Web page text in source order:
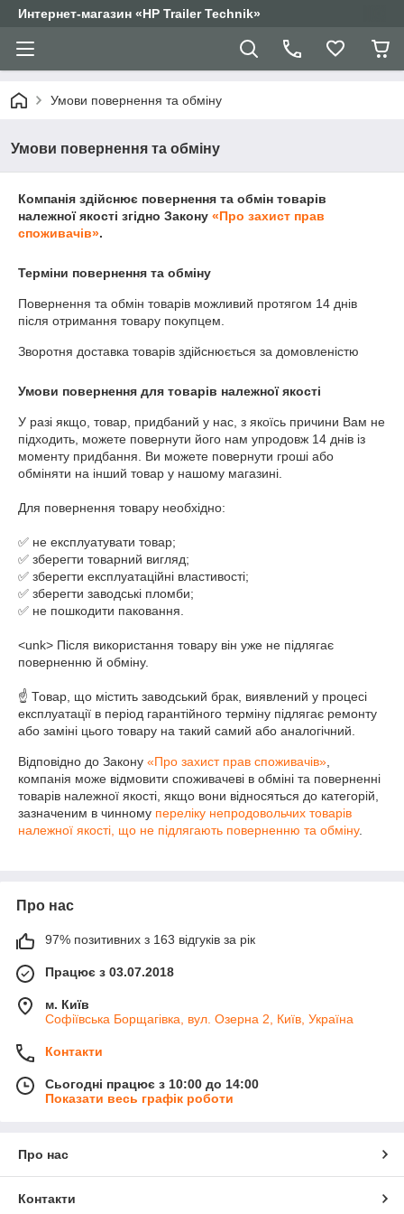
Интернет-магазин «HP Trailer Technik»
Умови повернення та обміну
Умови повернення та обміну
Компанія здійснює повернення та обмін товарів
належної якості згідно Закону «Про захист прав
споживачів».
Терміни повернення та обміну
Повернення та обмін товарів можливий протягом 14 днів
після отримання товару покупцем.
Зворотня доставка товарів здійснюється за домовленістю
Умови повернення для товарів належної якості
У разі якщо, товар, придбаний у нас, з якоїсь причини Вам не
підходить, можете повернути його нам упродовж 14 днів із
моменту придбання. Ви можете повернути гроші або
обміняти на інший товар у нашому магазині.
Для повернення товару необхідно:
✅ не експлуатувати товар;
✅ зберегти товарний вигляд;
✅ зберегти експлуатаційні властивості;
✅ зберегти заводські пломби;
✅ не пошкодити паковання.
<unk> Після використання товару він уже не підлягає
поверненню й обміну.
☝ Товар, що містить заводський брак, виявлений у процесі
експлуатації в період гарантійного терміну підлягає ремонту
або заміні цього товару на такий самий або аналогічний.
Відповідно до Закону «Про захист прав споживачів»
компанія може відмовити споживачеві в обміні та поверненні
товарів належної якості, якщо вони відносяться до категорій,
зазначеним в чинному переліку непродовольчих товарів
належної якості, що не підлягають поверненню та обміну.
Про нас
97% позитивних з 163 відгуків за рік
Працює з 03.07.2018
м. Київ
Софіївська Борщагівка, вул. Озерна 2, Київ, Україна
Контакти
Сьогодні працює з 10:00 до 14:00
Показати весь графік роботи
Про нас
Контакти